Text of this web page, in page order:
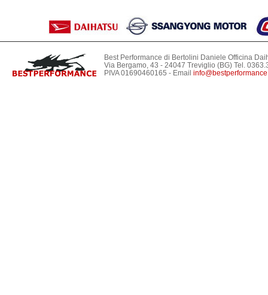
Best Performance di Bertolini Daniele Officina
Via Bergamo, 43 - 24047 Treviglio (BG) Tel.
PIVA 01690460165 - Email